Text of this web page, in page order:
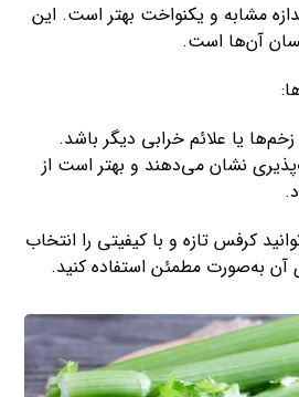
مشابه و یکنواخت بهتر است. این
آن‌ها است.
یا علائم خرابی دیگر باشد.
نشان می‌دهند و بهتر است از
کرفس تازه و با کیفیتی را انتخاب
آن به‌صورت مطمئن استفاده کنید.